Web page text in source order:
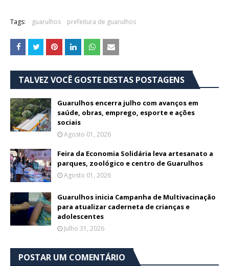
Tags: guarulhos prefeitura de guarulhos
TALVEZ VOCÊ GOSTE DESTAS POSTAGENS
Guarulhos encerra julho com avanços em
saúde, obras, emprego, esporte e ações
sociais
Agosto 01, 2026
Feira da Economia Solidária leva artesanato a
parques, zoológico e centro de Guarulhos
Agosto 01, 2026
Guarulhos inicia Campanha de Multivacinação
para atualizar caderneta de crianças e
adolescentes
Julho 31, 2026
POSTAR UM COMENTÁRIO